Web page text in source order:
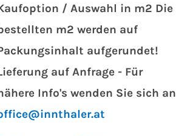
/ Auswahl in m2 Die
m2 werden auf
aufgerundet!
auf Anfrage - Für
Info's wenden Sie sich an